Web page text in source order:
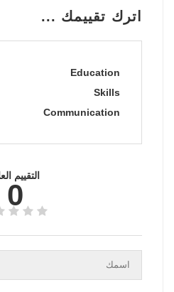
اترك تقييمك ...
Education
Skills
Communication
التقييم
0